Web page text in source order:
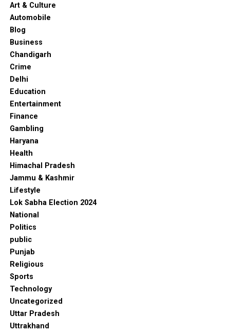
Art & Culture
Automobile
Blog
Business
Chandigarh
Crime
Delhi
Education
Entertainment
Finance
Gambling
Haryana
Health
Himachal Pradesh
Jammu & Kashmir
Lifestyle
Lok Sabha Election 2024
National
Politics
public
Punjab
Religious
Sports
Technology
Uncategorized
Uttar Pradesh
Uttrakhand